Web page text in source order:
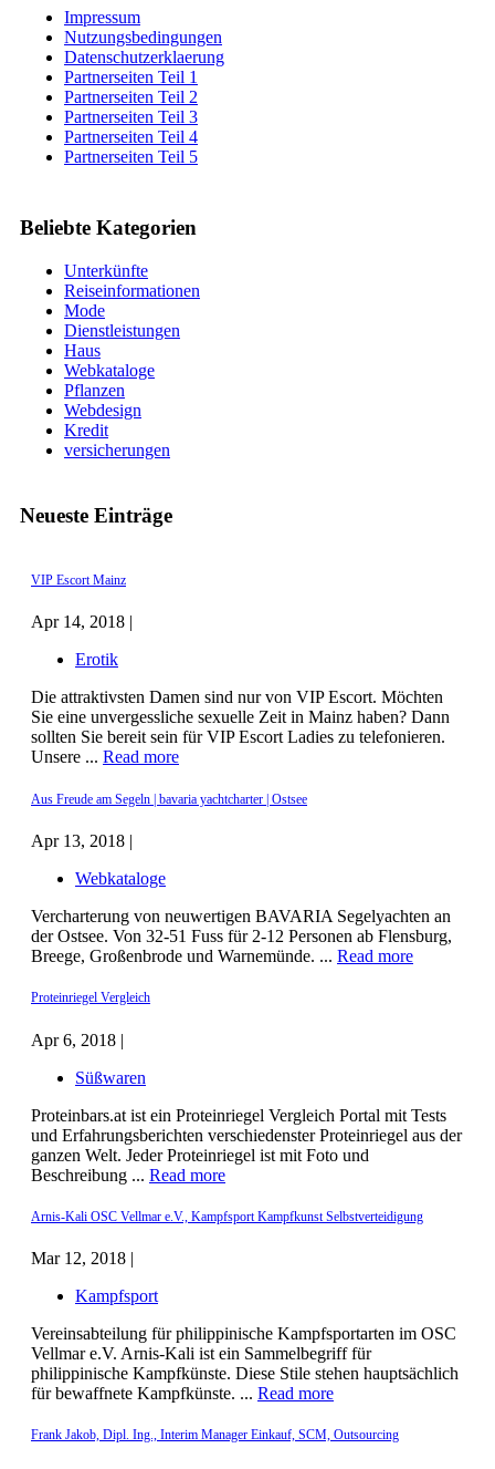
Beliebte Kategorien
Unterkünfte
Reiseinformationen
Mode
Dienstleistungen
Haus
Webkataloge
Pflanzen
Webdesign
Kredit
versicherungen
Neueste Einträge
VIP Escort Mainz
Apr 14, 2018 |
Erotik
Die attraktivsten Damen sind nur von VIP Escort. Möchten
Sie eine unvergessliche sexuelle Zeit in Mainz haben? Dann
sollten Sie bereit sein für VIP Escort Ladies zu telefonieren.
Unsere ... Read more
Aus Freude am Segeln | bavaria yachtcharter | Ostsee
Apr 13, 2018 |
Webkataloge
Vercharterung von neuwertigen BAVARIA Segelyachten an
der Ostsee. Von 32-51 Fuss für 2-12 Personen ab Flensburg,
Breege, Großenbrode und Warnemünde. ... Read more
Proteinriegel Vergleich
Apr 6, 2018 |
Süßwaren
Proteinbars.at ist ein Proteinriegel Vergleich Portal mit Tests
und Erfahrungsberichten verschiedenster Proteinriegel aus der
ganzen Welt. Jeder Proteinriegel ist mit Foto und
Beschreibung ... Read more
Arnis-Kali OSC Vellmar e.V., Kampfsport Kampfkunst Selbstverteidigung
Mar 12, 2018 |
Kampfsport
Vereinsabteilung für philippinische Kampfsportarten im OSC
Vellmar e.V. Arnis-Kali ist ein Sammelbegriff für
philippinische Kampfkünste. Diese Stile stehen hauptsächlich
für bewaffnete Kampfkünste. ... Read more
Frank Jakob, Dipl. Ing., Interim Manager Einkauf, SCM, Outsourcing
Impressum
Nutzungsbedingungen
Datenschutzerklaerung
Partnerseiten Teil 1
Partnerseiten Teil 2
Partnerseiten Teil 3
Partnerseiten Teil 4
Partnerseiten Teil 5